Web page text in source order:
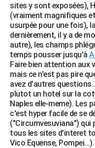
sites y sont exposées),
(vraiment magnifiques
usurpée pour une fois),
dernièrement, il y a de
autre), les champs
temps pousser jusqu'à
Faire bien attention aux
mais ce n'est pas pire
avez d'autres
plutot un hotel sur la
Naples elle-meme). Les
c'est hyper facile de se
("Circumvesuviana") qui
tous les sites d'interet
Vico Equense,